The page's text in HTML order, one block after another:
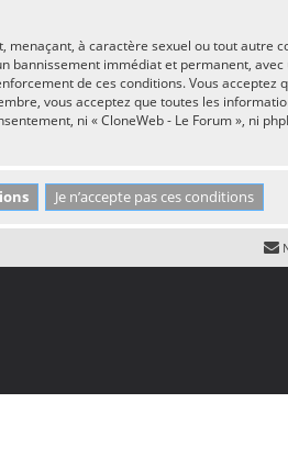
à caractère sexuel ou tout autre
immédiat et permanent,
de ces conditions. Vous acceptez
vous acceptez que toutes les
ni « CloneWeb - Le Forum », ni